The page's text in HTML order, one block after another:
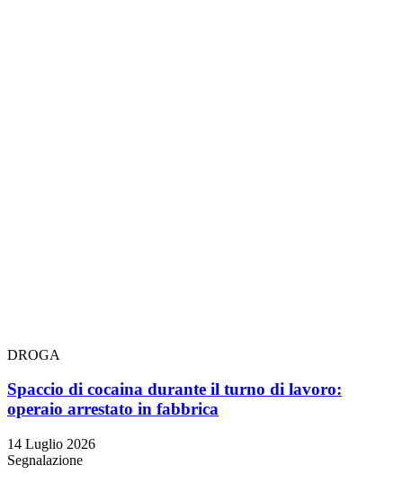
DROGA
Spaccio di cocaina durante il turno di lavoro:
operaio arrestato in fabbrica
14 Luglio 2026
Segnalazione